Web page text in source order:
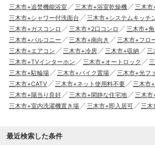
三木市+追焚機能浴室
三木市+浴室乾燥機
三木市
三木市+シャワー付洗面台
三木市+システムキッチ
三木市+ガスコンロ
三木市+2口コンロ
三木市+
三木市+バルコニー
三木市+南向き
三木市+フロ
三木市+エアコン
三木市+冷房 三木市+収納
三
三木市+TVインターホン
三木市+オートロック
三木市+駐輪場
三木市+バイク置場
三木市+光フ
三木市+CATV
三木市+ネット使用料不要
三木市
三木市+陽当り良好
三木市+閑静な住宅地
三木市
三木市+室内洗濯機置き場
三木市+即入居可 三木
最近検索した条件